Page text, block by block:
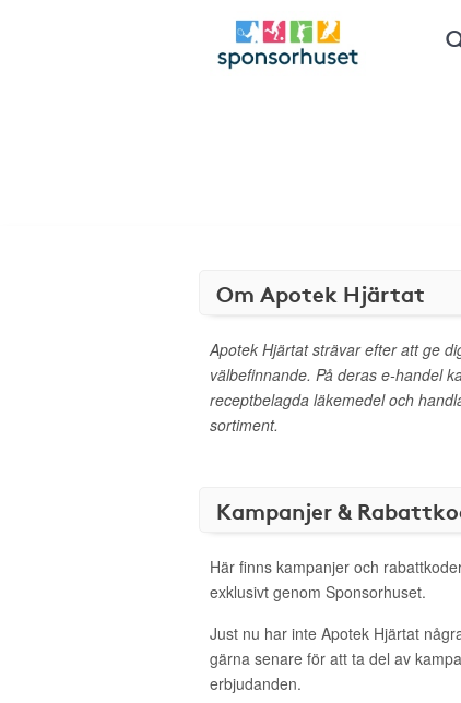
Om Apotek Hjärtat
Apotek Hjärtat strävar efter att ge
välbefinnande. På deras e-handel
receptbelagda läkemedel och
sortiment.
Kampanjer &
Här finns kampanjer och
exklusivt genom Sponsorhuset.
Just nu har inte Apotek Hjärtat
gärna senare för att ta del av
erbjudanden.